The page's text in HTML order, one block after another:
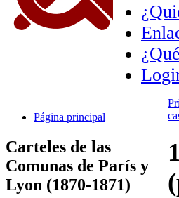
Página principal
Carteles de las
Comunas de París y
Lyon (1870-1871)